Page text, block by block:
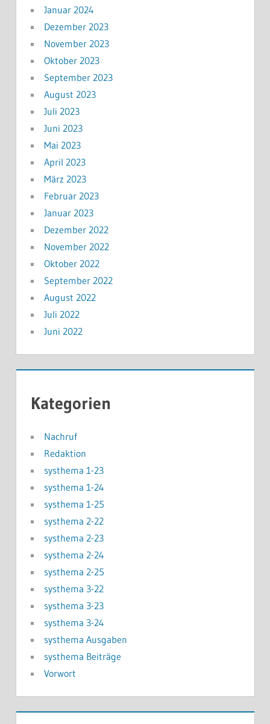
Januar 2024
Dezember 2023
November 2023
Oktober 2023
September 2023
August 2023
Juli 2023
Juni 2023
Mai 2023
April 2023
März 2023
Februar 2023
Januar 2023
Dezember 2022
November 2022
Oktober 2022
September 2022
August 2022
Juli 2022
Juni 2022
Kategorien
Nachruf
Redaktion
systhema 1-23
systhema 1-24
systhema 1-25
systhema 2-22
systhema 2-23
systhema 2-24
systhema 2-25
systhema 3-22
systhema 3-23
systhema 3-24
systhema Ausgaben
systhema Beiträge
Vorwort